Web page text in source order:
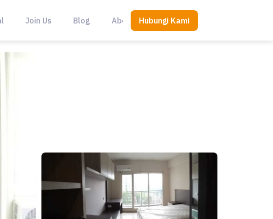
Join Us Blog About UsHubungi Kami